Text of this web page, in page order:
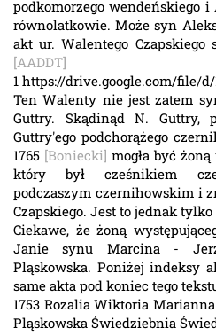
podkomorzego wendeńskiego
równolatkowie. Może syn
akt ur. Walentego Czapskiego
[AADDT]
1 https://drive.google.com/file/
Ten Walenty nie jest zatem
Guttry. Skądinąd N. Guttry,
Guttry'ego podchorążego
1765 [Boniecki] mogła być
który był cześnikiem
podczaszym czernihowskim i
Czapskiego. Jest to jednak
Ciekawe, że żoną
Janie synu Marcina -
Pląskowska. Poniżej indeksy
same akta pod koniec tego
1753 Rozalia Wiktoria
Pląskowska Świedziebnia